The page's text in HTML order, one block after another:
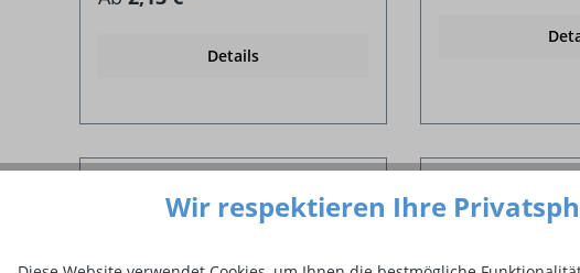
Details
Wir respektieren Ihre